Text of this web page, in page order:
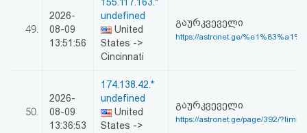
49.
2026-
08-09
13:51:56
undefined
United
States ->
Cincinnati
გაურკვეველი
https://astronet.ge/
50.
2026-
08-09
13:36:53
174.138.42.*
undefined
United
States ->
გაურკვეველი
https://astronet.ge/page/392/